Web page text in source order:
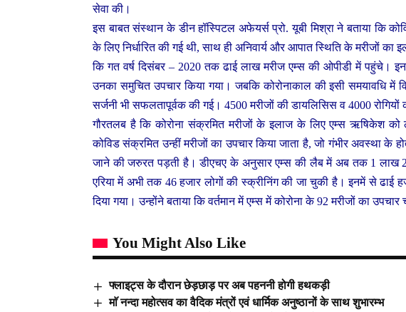
सेवा की।
इस बाबत संस्थान के डीन हॉ​स्पिटल अफेयर्स प्रो. यूबी मिश्रा ने बताया कि
के लिए निर्धारित की गई थी, साथ ही अनिवार्य और आपात स्थिति के मरीजों का
कि गत वर्ष दिसंबर – 2020 तक ढाई लाख मरीज एम्स की ओपीडी में पहुंचे।
उनका समुचित उपचार किया गया। जबकि कोरोनाकाल की इसी समयाव​धि में
सर्जनी भी सफलतापूर्वक की गई। 4500 मरीजों की डायलिसिस व 4000 रोगियों
गौरतलब है कि कोरोना संक्रमित मरीजों के इलाज के लिए एम्स ऋषिकेश को
कोविड संक्रमित उन्हीं मरीजों का उपचार किया जाता है, जो गंभीर अवस्था
जाने की जरुरत पड़ती है। डीएचए के अनुसार एम्स की लैब में अब तक 1 लाख
एरिया में अभी तक 46 हजार लोगों की स्क्रीनिंग की जा चुकी है। इनमें से ढाई
दिया गया। उन्होंने बताया कि वर्तमान में एम्स में कोरोना के 92 मरीजों का उपचार
You Might Also Like
फ्लाइट्स के दौरान छेड़छाड़ पर अब पहननी होगी हथकड़ी
माॅ नन्दा महोत्सव का वैदिक मंत्रों एवं धार्मिक अनुष्ठानों के साथ शुभारम्भ